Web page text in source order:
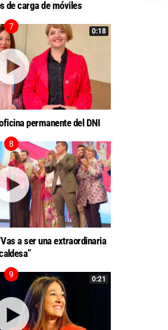
de carga de móviles
0:18
permanente del DNI
a ser una extraordinaria
0:21